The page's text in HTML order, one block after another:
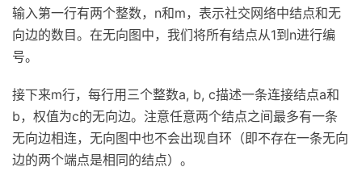
输入第一行有两个整数，n和m，表示社交网络中结点和无
向边的数目。在无向图中，我们将所有结点从1到n进行编
号。
接下来m行，每行用三个整数a, b, c描述一条连接结点a和
b，权值为c的无向边。注意任意两个结点之间最多有一条
无向边相连，无向图中也不会出现自环（即不存在一条无向
边的两个端点是相同的结点）。